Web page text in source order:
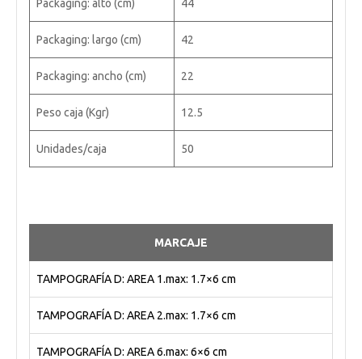
Packaging: alto (cm) 44
Packaging: largo (cm) 42
Packaging: ancho (cm) 22
Peso caja (Kgr) 12.5
Unidades/caja 50
MARCAJE
TAMPOGRAFÍA D: AREA 1.max: 1.7×6 cm
TAMPOGRAFÍA D: AREA 2.max: 1.7×6 cm
TAMPOGRAFÍA D: AREA 6.max: 6×6 cm